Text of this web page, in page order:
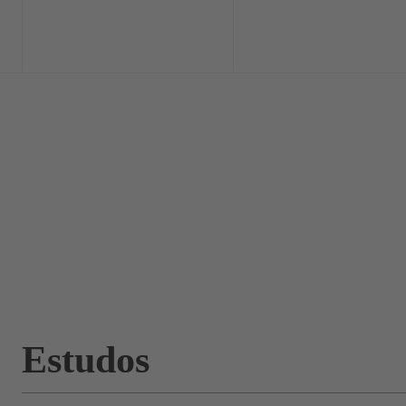
Estudos